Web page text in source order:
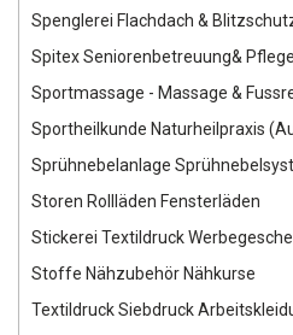
Spenglerei Flachdach &
Spitex Seniorenbetreuung&
Sportmassage - Massage &
Sportheilkunde Naturheilpraxis
Sprühnebelanlage
Storen Rollläden Fensterläden
Stickerei Textildruck
Stoffe Nähzubehör Nähkurse
Textildruck Siebdruck